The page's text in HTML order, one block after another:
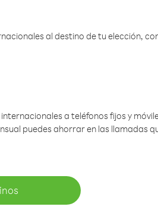
al destino de tu elección,
a teléfonos fijos y
puedes ahorrar en las llamadas